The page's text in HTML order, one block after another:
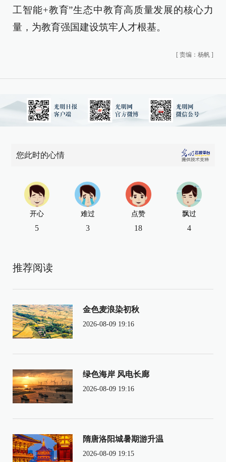
工智能+教育”生态中教育高质量发展的核心力
量，为教育强国建设筑牢人才根基。
[ 责编：杨帆 ]
您此时的心情
开心
5
难过
3
点赞
18
飘过
4
推荐阅读
金色麦浪染初秋
2026-08-09 19:16
绿色海岸 风电长廊
2026-08-09 19:16
隋唐洛阳城暑期游升温
2026-08-09 19:15